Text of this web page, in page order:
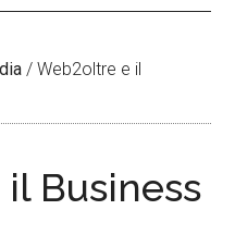
/ Web2oltre e il
Business